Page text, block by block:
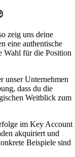
zeig uns deine
eine authentische
Wahl für die Position
unser Unternehmen
dass du die
Weitblick zum
im Key Account
akquiriert und
Beispiele sind